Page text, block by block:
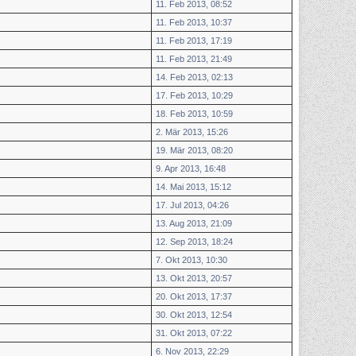
11. Feb 2013, 08:52
11. Feb 2013, 10:37
11. Feb 2013, 17:19
11. Feb 2013, 21:49
14. Feb 2013, 02:13
17. Feb 2013, 10:29
18. Feb 2013, 10:59
2. Mär 2013, 15:26
19. Mär 2013, 08:20
9. Apr 2013, 16:48
14. Mai 2013, 15:12
17. Jul 2013, 04:26
13. Aug 2013, 21:09
12. Sep 2013, 18:24
7. Okt 2013, 10:30
13. Okt 2013, 20:57
20. Okt 2013, 17:37
30. Okt 2013, 12:54
31. Okt 2013, 07:22
6. Nov 2013, 22:29